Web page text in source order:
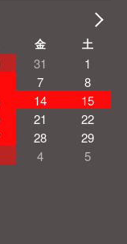
金 土
31
1
7 8
14
15
21
22
28
29
4 5